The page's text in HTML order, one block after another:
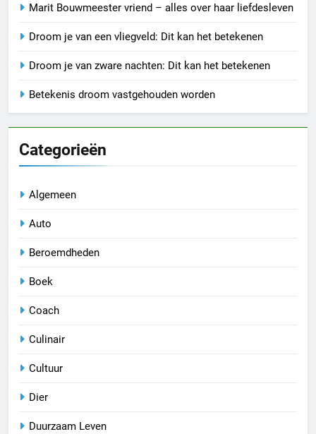
Marit Bouwmeester vriend – alles over haar liefdesleven
Droom je van een vliegveld: Dit kan het betekenen
Droom je van zware nachten: Dit kan het betekenen
Betekenis droom vastgehouden worden
Categorieën
Algemeen
Auto
Beroemdheden
Boek
Coach
Culinair
Cultuur
Dier
Duurzaam Leven